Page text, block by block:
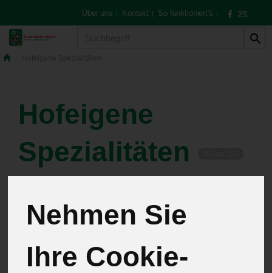
Nehmen Sie
Ihre Cookie-
Über uns | Kontakt | So funktioniert's |
Hofeigene
Spezialitäten
Pflanzen